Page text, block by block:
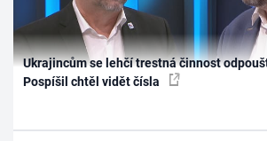
Ukrajincům se lehčí trestná činnost
Pospíšil chtěl vidět čísla